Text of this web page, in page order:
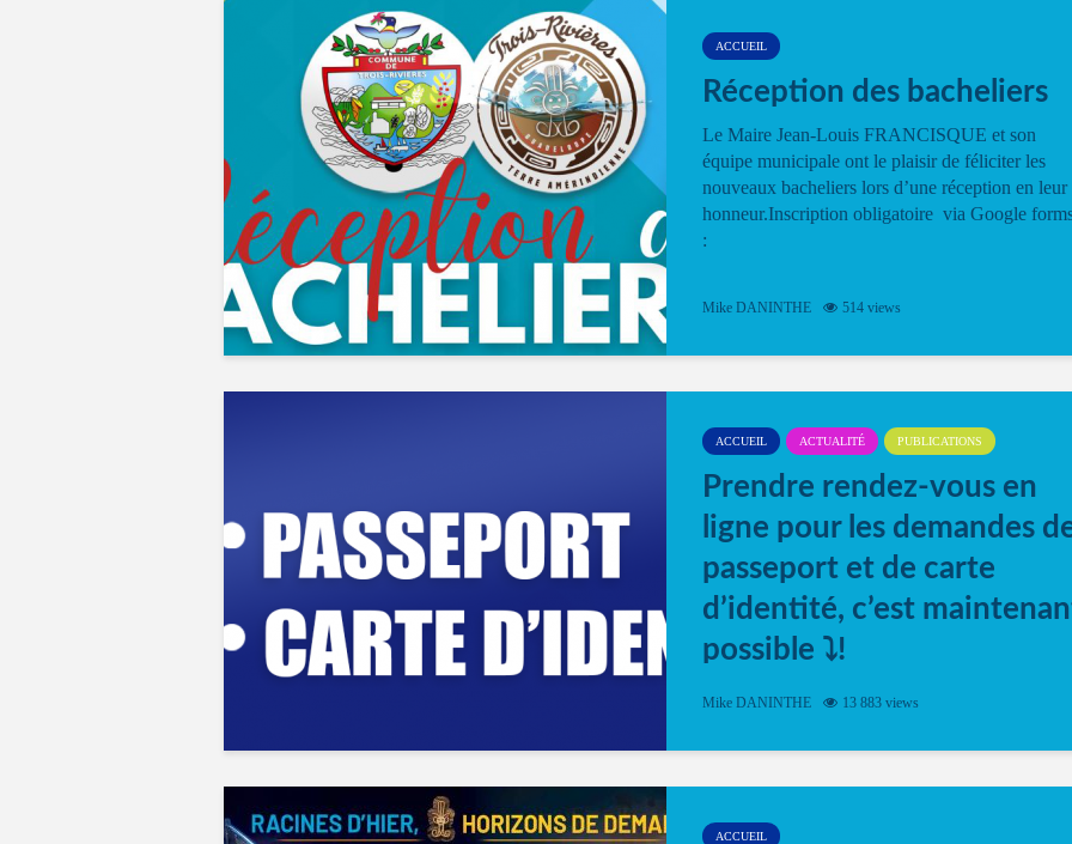
ACCUEIL
Réception des bacheliers
Le Maire Jean-Louis FRANCISQUE et son
équipe municipale ont le plaisir de féliciter les
nouveaux bacheliers lors d’une réception en leur
honneur.Inscription obligatoire via Google
:
Mike DANINTHE 514 views
ACCUEIL ACTUALITÉ PUBLICATIONS
Prendre rendez-vous en
ligne pour les demandes
passeport et de carte
d’identité, c’est
possible ⤵️!
Désormais, il est possible de prendre rendez-
Mike DANINTHE 13 883 views
ACCUEIL